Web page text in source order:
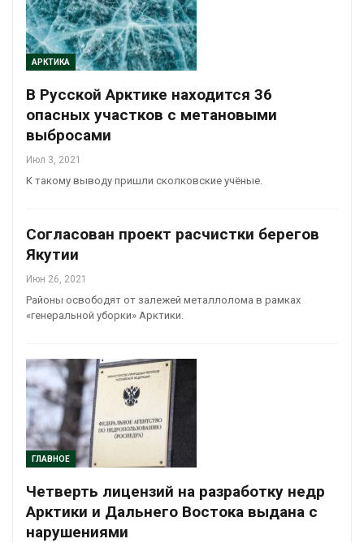
АРКТИКА
В Русской Арктике находится 36
опасных участков с метановыми
выбросами
Июл 3, 2021
К такому выводу пришли сколковские учёные.
Согласован проект расчистки берегов
Якутии
Июн 26, 2021
Районы освободят от залежей металлолома в рамках
«генеральной уборки» Арктики.
ГЛАВНОЕ
Четверть лицензий на разработку недр
Арктики и Дальнего Востока выдана с
нарушениями